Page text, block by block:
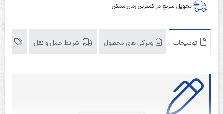
تحویل سریع در کمترین زمان ممکن
توضیحات ویژگی های محصول شرایط حمل و نقل